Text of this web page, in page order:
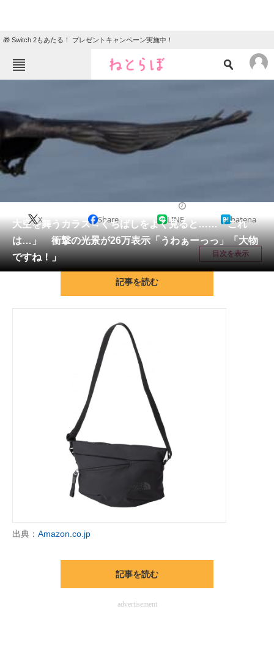
🎁 Switch 2もあたる！ プレゼントキャンペーン実施中！
エンタメ クイズ
地域
住まい
会員記事
メディア
注目記事を集めた総合ページ
スマホと通信の最新トレンド
進化するPCとデバイスの未来
好きが集まる 比べて選べる
ビジネスと働き方のヒント
AI活用のいまが分かる
企業ITのトレンドを詳説
経営リーダーのコミュニティ
ITエンジニア向け専門サイト
IT製品の技術・比較・事例
大空を舞うカラス→くちばしをよく見ると……「これ
は…」 衝撃の光景が26万表示「うわぁーっっ」「大物
ですね！」
X Share LINE hatena
目次を表示
記事を読む
出典： Amazon.co.jp
記事を読む
advertisement